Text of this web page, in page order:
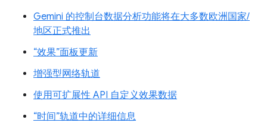
Gemini 的控制台数据分析功能将在大多数欧洲国家/
地区正式推出
“效果”面板更新
增强型网络轨道
使用可扩展性 API 自定义效果数据
“时间”轨道中的详细信息